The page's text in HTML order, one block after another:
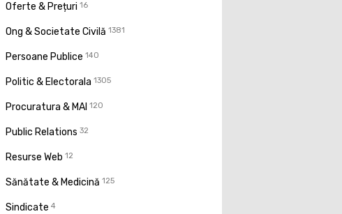
Oferte & Prețuri 16
Ong & Societate Civilă 1381
Persoane Publice 140
Politic & Electorala 1305
Procuratura & MAI 120
Public Relations 32
Resurse Web 12
Sănătate & Medicină 125
Sindicate 4